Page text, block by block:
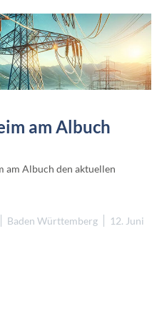
am Albuch
am Albuch den aktuellen
Baden Württemberg
12. Juni